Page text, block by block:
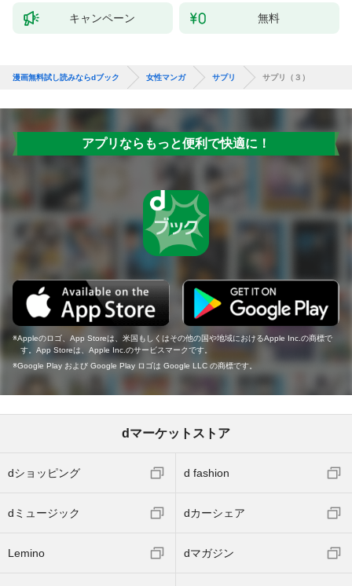
キャンペーン 無料
漫画無料試し読みならdブック 女性マンガ サプリ サプリ（３）
アプリならもっと便利で快適に！
Appleのロゴ、App Storeは、米国もしくはその他の国や地域におけるApple Inc.の商標で
す。App Storeは、Apple Inc.のサービスマークです。
Google Play および Google Play ロゴは Google LLC の商標です。
dマーケットストア
dショッピング d fashion
dミュージック dカーシェア
Lemino dマガジン